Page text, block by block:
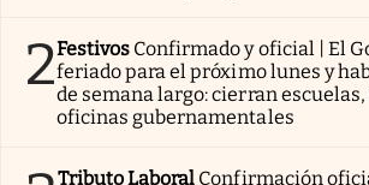
2Festivos Confirmado y oficial | El
feriado para el próximo lunes y
de semana largo: cierran escuelas,
oficinas gubernamentales
Tributo Laboral Confirmación